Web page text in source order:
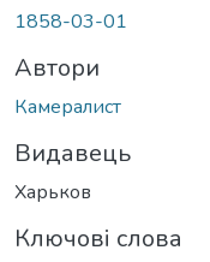
1858-03-01
Автори
Камералист
Видавець
Харьков
Ключові слова